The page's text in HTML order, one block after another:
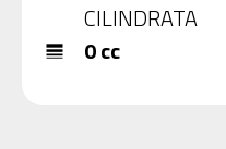
CILINDRATA
line_weight 0 cc